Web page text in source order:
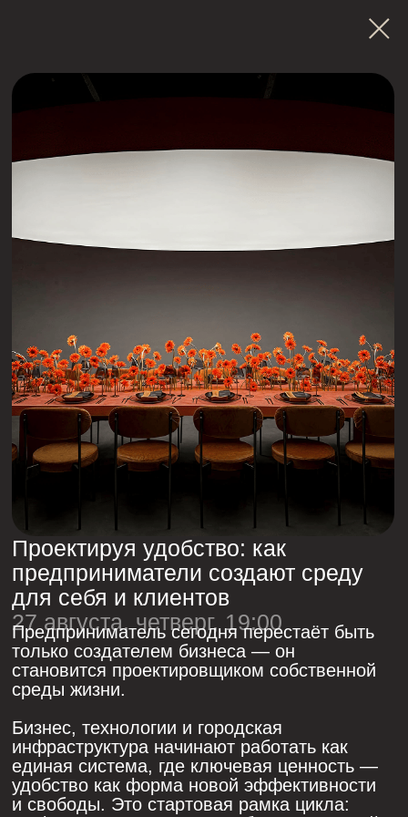
ЗАПИСЬ ЧЕРЕЗ ЛИЧНОГО
БАНКИРА
27.08
Проектируя удобство: как
предприниматели создают
Модератор: Кира Альтман
Модератор: Ольга
Соколова — генеральный
директор, председатель
совета директоров, Сеть
клиник «Скандинавия»
и «Скандинавия Ава-
Петер», «Севергрупп
медицина».
22.10
Кто проектирует современный город
Проектируя удобство: как
предприниматели создают среду
для себя и клиентов
27 августа, четверг, 19:00
Предприниматель сегодня перестаёт быть
только создателем бизнеса — он
Бизнес, технологии и городская
инфраструктура начинают работать как
единая система, где ключевая ценность —
удобство как форма новой эффективности
и свободы. Это стартовая рамка цикла:
фиксирует понятие «удобства как новой
ценности»
связывает предпринимательство с
архитектурой и городской средой
задаёт язык для всех следующих встреч
(здоровье / город / AI)
Программа:
18:30–19:00 сбор гостей
20:30–21:00 вопросы и дискуссия
Спикеры:
Денис Кутергин (YouDo), Олег Шапиро
(WowHaus), Светлана Михалева
(Eggsellent), Ольга Паскина ( NUSELF),
Евгений Давыдов (SETTERS)